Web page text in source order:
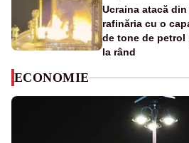
Ucraina atacă
rafinăria cu o
de tone de petrol
la rând
ECONOMIE